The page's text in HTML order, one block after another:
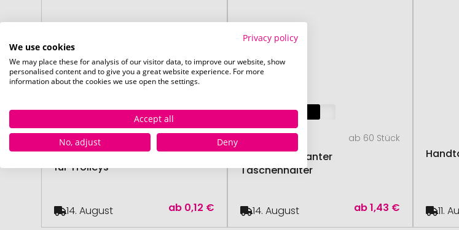
ab 500 Stück
Taschenhalter aus Kunststoff
für Trolleys
ab 0,12 €
14. August
ab 60 Stück
MADAME Eleganter
Taschenhalter
ab1,43 €
14. August 11.
Privacy policy
We use cookies
We may place these for analysis of our visitor data, to improve our website, show
personalised content and to give you a great website experience. For more
information about the cookies we use open the settings.
Accept all
No, adjust
Deny